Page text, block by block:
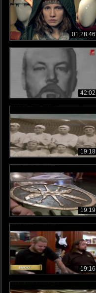
01:28:46
42:02
19:18
19:19
19:16